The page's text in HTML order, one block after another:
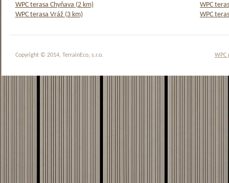
WPC terasa Chyňava (2 km)
WPC
WPC terasa Vráž (3 km)
WPC
WPC
Copyright © 2014, TerrainEco, s.r.o.